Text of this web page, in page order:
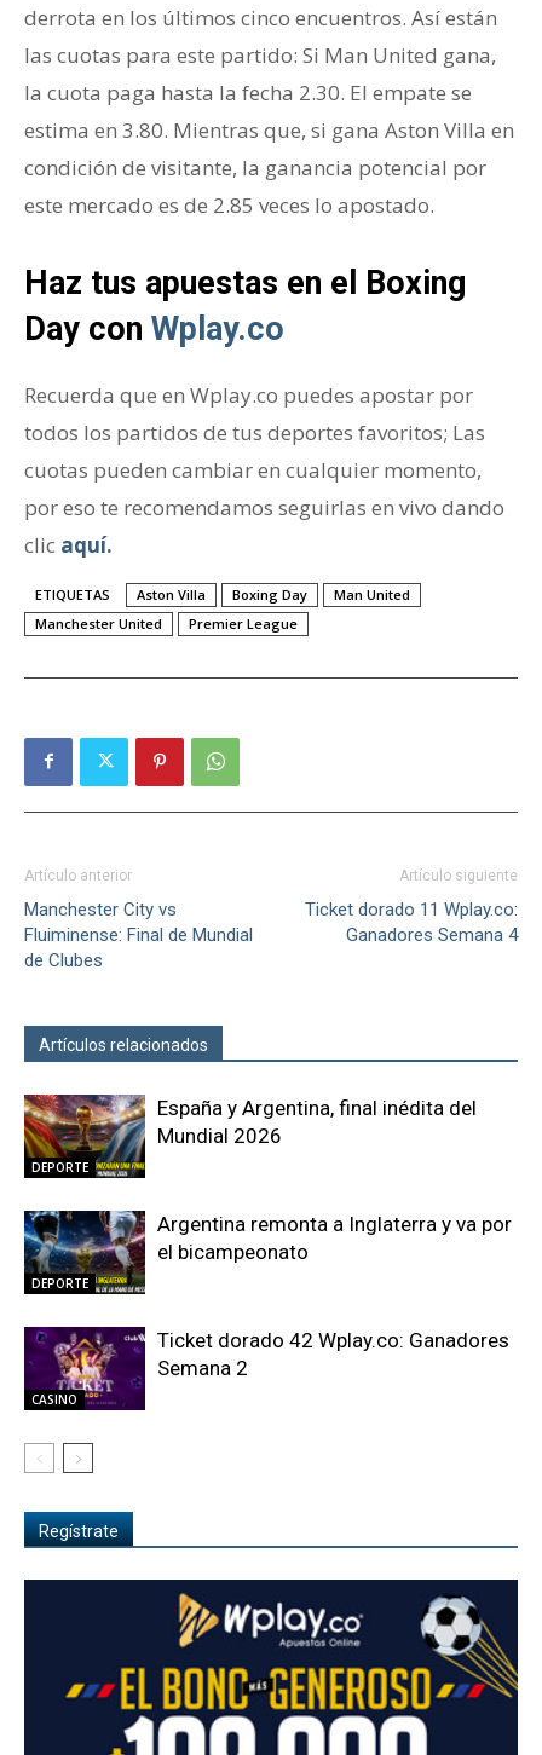
derrota en los últimos cinco encuentros. Así están
las cuotas para este partido: Si Man United gana,
la cuota paga hasta la fecha 2.30. El empate se
estima en 3.80. Mientras que, si gana Aston Villa en
condición de visitante, la ganancia potencial por
este mercado es de 2.85 veces lo apostado.
Haz tus apuestas en el Boxing
Day con Wplay.co
Recuerda que en Wplay.co puedes apostar por
todos los partidos de tus deportes favoritos; Las
cuotas pueden cambiar en cualquier momento,
por eso te recomendamos seguirlas en vivo dando
clic aquí.
ETIQUETAS Aston Villa Boxing Day
Man United
Manchester United
Premier League
Artículo anterior
Manchester City vs
Fluiminense: Final de Mundial
de Clubes
Artículo siguiente
Ticket dorado 11 Wplay.co:
Ganadores Semana 4
Artículos relacionados
DEPORTE
España y Argentina, final inédita del
Mundial 2026
DEPORTE
Argentina remonta a Inglaterra y va por
el bicampeonato
CASINO
Ticket dorado 42 Wplay.co: Ganadores
Semana 2
Regístrate